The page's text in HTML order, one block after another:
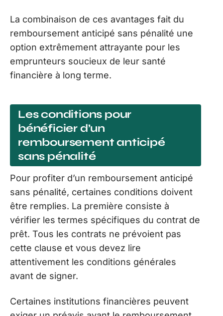
La combinaison de ces avantages fait du
remboursement anticipé sans pénalité une
option extrêmement attrayante pour les
emprunteurs soucieux de leur santé
financière à long terme.
Les conditions pour
bénéficier d’un
remboursement anticipé
sans pénalité
Pour profiter d’un remboursement anticipé
sans pénalité, certaines conditions doivent
être remplies. La première consiste à
vérifier les termes spécifiques du contrat de
prêt. Tous les contrats ne prévoient pas
cette clause et vous devez lire
attentivement les conditions générales
avant de signer.
Certaines institutions financières peuvent